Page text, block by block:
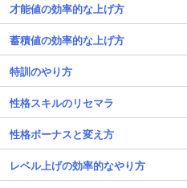
才能値の効率的な上げ方
蓄積値の効率的な上げ方
特訓のやり方
性格スキルのリセマラ
性格ボーナスと変え方
レベル上げの効率的なやり方